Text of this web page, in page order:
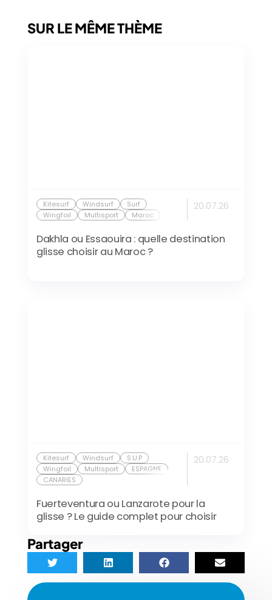
SUR LE MÊME THÈME
Kitesurf Windsurf
Surf
Wingfoil
Multisport Maroc
20.07.26
Dakhla ou Essaouira : quelle destination
glisse choisir au Maroc ?
Kitesurf Windsurf
S.U.P
Wingfoil
Multisport
ESPAGNE
CANARIES
20.07.26
Fuerteventura ou Lanzarote pour la
glisse ? Le guide complet pour choisir
Partager